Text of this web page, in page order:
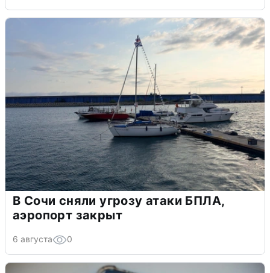
В Сочи сняли угрозу атаки БПЛА,
аэропорт закрыт
6 августа 0